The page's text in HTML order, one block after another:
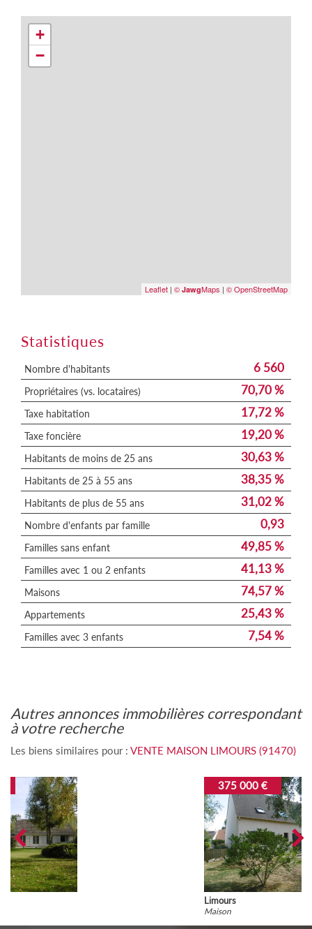
+
−
Leaflet | © JawgMaps | © OpenStreetMap
Statistiques
Nombre d'habitants 6 560
Propriétaires (vs. locataires) 70,70 %
Taxe habitation 17,72 %
Taxe foncière 19,20 %
Habitants de moins de 25 ans 30,63 %
Habitants de 25 à 55 ans 38,35 %
Habitants de plus de 55 ans 31,02 %
Nombre d'enfants par famille 0,93
Familles sans enfant 49,85 %
Familles avec 1 ou 2 enfants 41,13 %
Maisons 74,57 %
Appartements 25,43 %
Familles avec 3 enfants 7,54 %
autres annonces immobilières correspondant
à votre recherche
Les biens similaires pour : VENTE MAISON LIMOURS (91470)